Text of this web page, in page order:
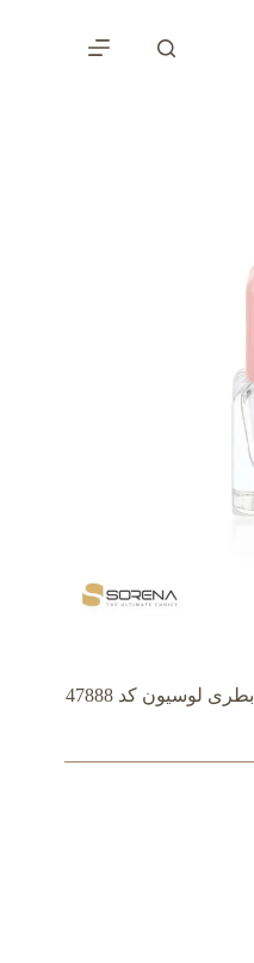
بطری لوسیون کد 47888